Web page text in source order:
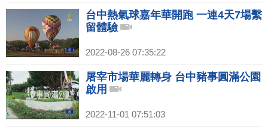
台中熱氣球嘉年華開跑 一連4天7場繫
留體驗
2022-08-26 07:35:22
屠宰市場華麗轉身 台中豬事圓滿公園
啟用
2022-11-01 07:51:03